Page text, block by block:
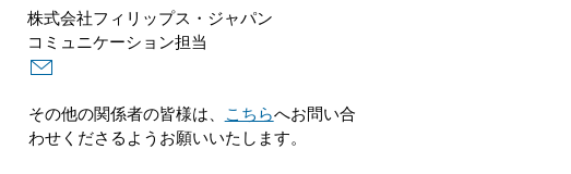
株式会社フィリップス・ジャパン
コミュニケーション担当
その他の関係者の皆様は、 こちらへお問い合
わせくださるようお願いいたします。